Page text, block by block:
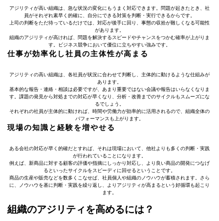
アジリティが高い組織は、急な状況の変化にもうまく対応できます。問題が起きたとき、社
員がそれぞれ素早く的確に、自分にできる対策を判断・実行できるからです。
上司の判断をただ待っているだけでは、対応が後手に回り、事態の収拾が難しくなる可能性
があります。
組織のアジリティが高ければ、問題を解決するスピードやチャンスをつかむ確率が上がりま
す。ビジネス競争において優位に立ちやすい強みです。
仕事が効率化し社員の主体性が高まる
アジリティの高い組織は、各社員が状況に合わせて判断し、主体的に動けるような仕組みが
あります。
基本的な報告・連絡・相談は必要ですが、あまり重要ではない会議や報告はいらなくなりま
す。課題の発見から対処までの対応が早くなり、分析・改善までのサイクルもスムーズにな
るでしょう。
それぞれの社員が主体的に動ければ、時間や労働力が効率的に活用されるので、組織全体の
パフォーマンスも上がります。
現場の知識と経験を増やせる
ある会社の対応が早く的確だとすれば、それは現場において、他社よりも多くの判断・実践
が行われていることになります。
例えば、新商品に対する顧客の評価や指摘にしっかり対応し、より良い商品の開発につなげ
るといったサイクルをスピーディに回せるということです。
商品の生産や販売などを数多くこなせば、社員個人や組織のノウハウが蓄積されます。さら
に、ノウハウを基に判断・実践を繰り返し、よりアジリティが高まるという好循環も起こり
ます。
組織のアジリティを高めるには？